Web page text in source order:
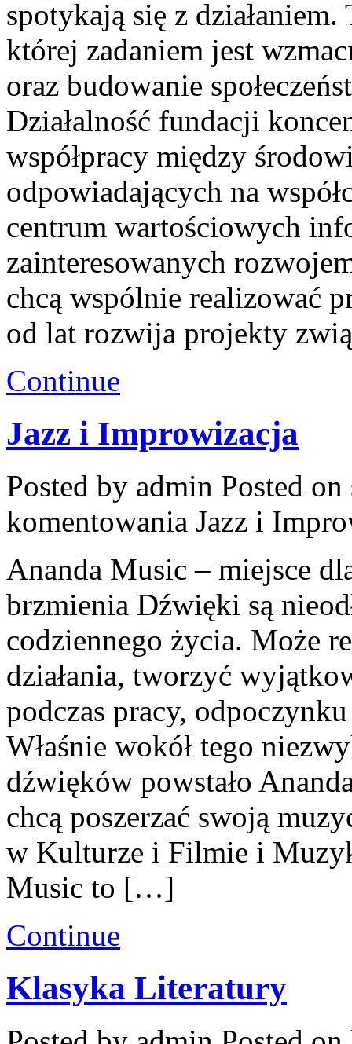
spotykają się z
której zadaniem jest
oraz budowanie
Działalność fundacji
współpracy między
odpowiadających na
centrum wartościowych
zainteresowanych
chcą wspólnie realizować
od lat rozwija projekty
Continue
Jazz i Improwizacja
Posted by admin Posted
komentowania Jazz i
Ananda Music – miejsce
brzmienia Dźwięki są
codziennego życia. Może
działania, tworzyć
podczas pracy,
Właśnie wokół tego
dźwięków powstało
chcą poszerzać swoją
w Kulturze i Filmie i
Music to […]
Continue
Klasyka Literatury